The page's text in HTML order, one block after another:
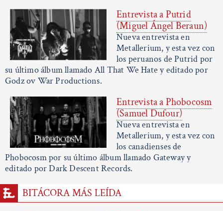
Entrevista a Putrid
(Miguel Ángel Beraun)
Nueva entrevista en
Metallerium, y esta vez con
los peruanos de Putrid por
su último álbum llamado All That We Hate y editado por
Godz ov War Productions.
Entrevista a Phobocosm
(Samuel Dufour)
Nueva entrevista en
Metallerium, y esta vez con
los canadienses de
Phobocosm por su último álbum llamado Gateway y
editado por Dark Descent Records.
BITÁCORA MÁS LEÍDA